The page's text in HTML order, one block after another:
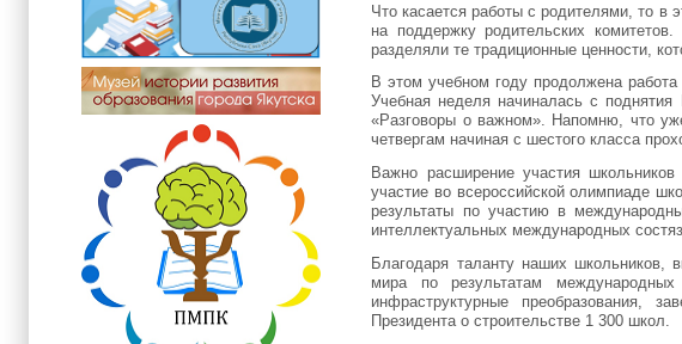
Что касается работы с родителями, то в
на поддержку родительских
разделяли те традиционные ценности,
В этом учебном году продолжена работа
Учебная неделя начиналась с поднятия
«Разговоры о важном». Напомню, что
четвергам начиная с шестого класса
Важно расширение участия
участие во всероссийской олимпиаде
результаты по участию в
интеллектуальных международных
Благодаря таланту наших школьников,
мира по результатам
инфраструктурные преобразования,
Президента о строительстве 1 300 школ.